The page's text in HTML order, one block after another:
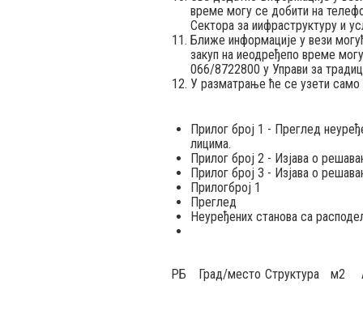
време могу се добити на
Сектора за иифраструктуру и
Ближе информације у вези
закуп на иеодређепо време
066/8722800 у Управи за
У разматрање ће се узети
Прилог број 1 - Преглед
лицима.
Прилог број 2 - Изјава о
Прилог број 3 - Изјава о
Прилогброј 1
Преглед
Неуређених станова са
РБ Град/место Структура м2